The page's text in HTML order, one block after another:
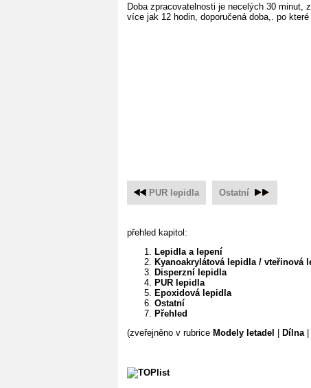
Doba zpracovatelnosti je necelých 30 minut,
více jak 12 hodin, doporučená doba,. po
PUR lepidla Ostatní
přehled kapitol:
Lepidla a lepení
Kyanoakrylátová lepidla / vteřinová
Disperzní lepidla
PUR lepidla
Epoxidová lepidla
Ostatní
Přehled
(zveřejněno v rubrice Modely letadel | Dílna |